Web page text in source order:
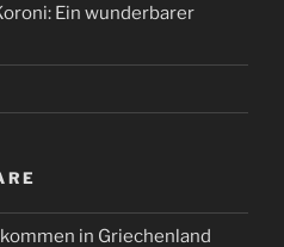
Ein wunderbarer
in Griechenland